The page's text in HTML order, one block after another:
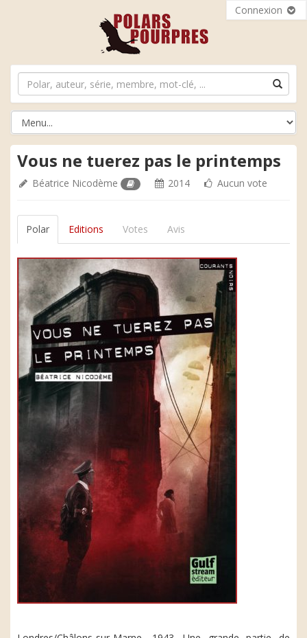
Connexion
Vous ne tuerez pas le printemps
Béatrice Nicodème 2014 Aucun vote
Polar Editions Votes Avis